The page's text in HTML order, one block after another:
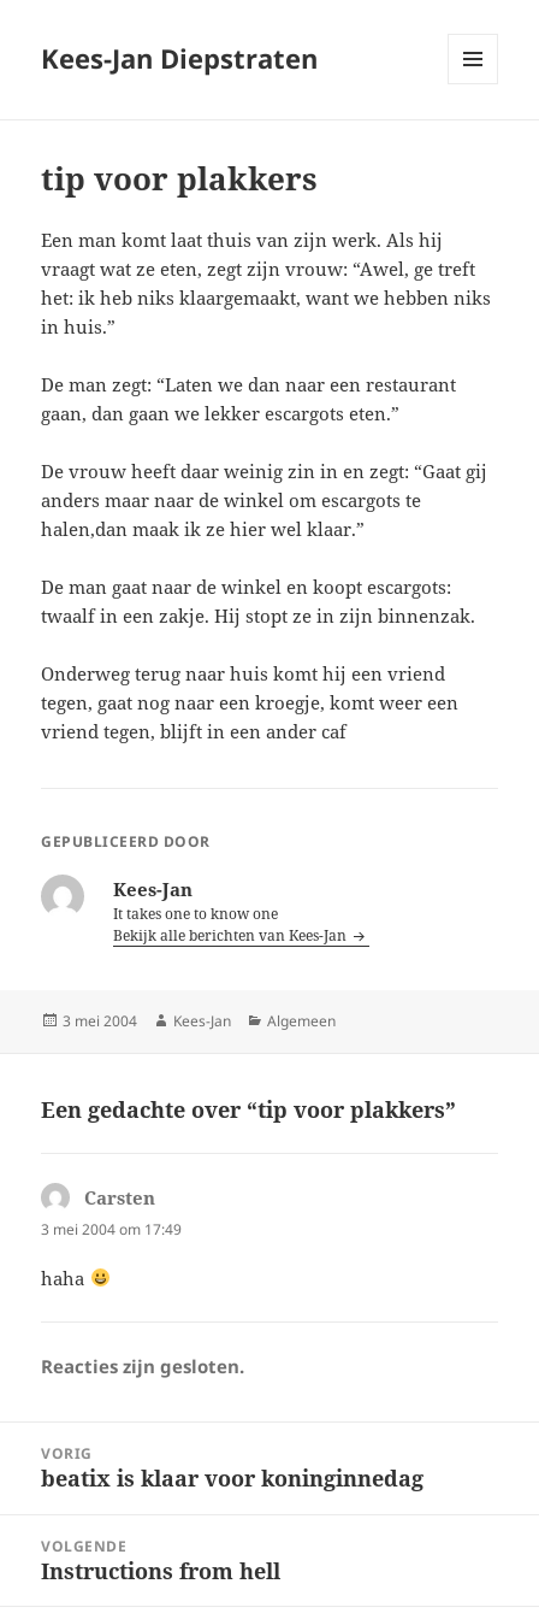
Kees-Jan Diepstraten
tip voor plakkers
Een man komt laat thuis van zijn werk. Als hij
vraagt wat ze eten, zegt zijn vrouw: “Awel, ge treft
het: ik heb niks klaargemaakt, want we hebben niks
in huis.”
De man zegt: “Laten we dan naar een restaurant
gaan, dan gaan we lekker escargots eten.”
De vrouw heeft daar weinig zin in en zegt: “Gaat gij
anders maar naar de winkel om escargots te
halen,dan maak ik ze hier wel klaar.”
De man gaat naar de winkel en koopt escargots:
twaalf in een zakje. Hij stopt ze in zijn binnenzak.
Onderweg terug naar huis komt hij een vriend
tegen, gaat nog naar een kroegje, komt weer een
vriend tegen, blijft in een ander caf
GEPUBLICEERD DOOR
Kees-Jan
It takes one to know one
Bekijk alle berichten van Kees-Jan
Geplaatst
3 mei 2004 Auteur
Kees-Jan Categorieën
Algemeen
Een gedachte over “tip voor plakkers”
Carsten
3 mei 2004 om 17:49
haha
Reacties zijn gesloten.
navigatie
VORIG
Vorig
beatix is klaar voor koninginnedag
VOLGENDE
Volgend
Instructions from hell